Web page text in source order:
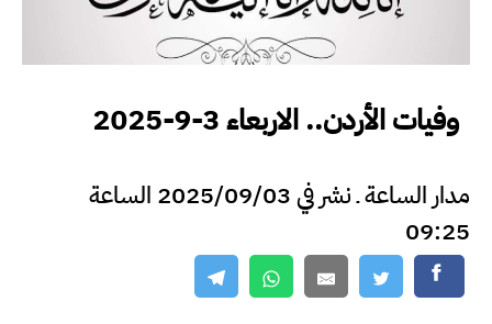
وفيات الأردن.. الاربعاء 3-9-2025
مدار الساعة ـ نشر في 2025/09/03 الساعة
09:25